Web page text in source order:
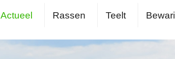
Actueel Rassen Teelt